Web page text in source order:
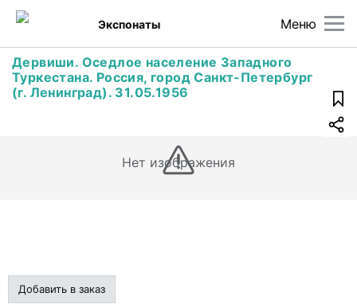
Меню
Экспонаты
Дервиши. Оседлое население Западного
Туркестана. Россия, город Санкт-Петербург
(г. Ленинград). 31.05.1956
Нет изображения
Добавить в заказ